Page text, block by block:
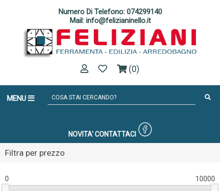
Numero Di Telefono: 074299140
Mail: info@felizianinello.it
(0)
MENU
NOVITA' CONTATTACI
Filtra per prezzo
0 10000